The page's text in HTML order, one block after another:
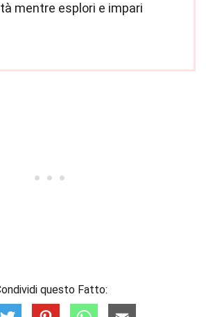
mentre esplori e impari
questo Fatto: